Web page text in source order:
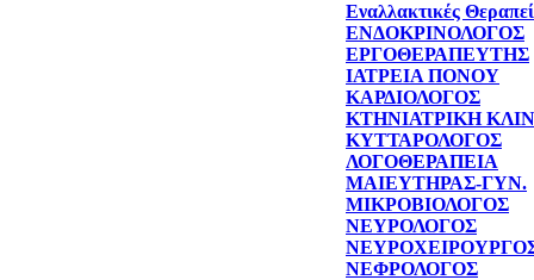
Εναλλακτικές
ΕΝΔΟΚΡΙΝΟΛΟΓΟΣ
ΕΡΓΟΘΕΡΑΠΕΥΤΗΣ
ΙΑΤΡΕΙΑ ΠΟΝΟΥ
ΚΑΡΔΙΟΛΟΓΟΣ
ΚΤΗΝΙΑΤΡΙΚΗ
ΚΥΤΤΑΡΟΛΟΓΟΣ
ΛΟΓΟΘΕΡΑΠΕΙΑ
ΜΑΙΕΥΤΗΡΑΣ-ΓΥΝ.
ΜΙΚΡΟΒΙΟΛΟΓΟΣ
ΝΕΥΡΟΛΟΓΟΣ
ΝΕΦΡΟΛΟΓΟΣ